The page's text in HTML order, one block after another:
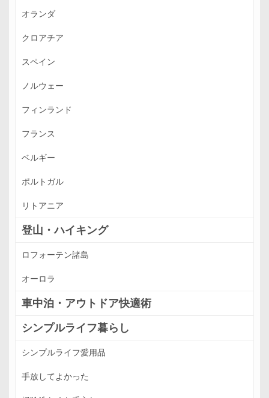
オランダ
クロアチア
スペイン
ノルウェー
フィンランド
フランス
ベルギー
ポルトガル
リトアニア
登山・ハイキング
ロフォーテン諸島
オーロラ
車中泊・アウトドア快適術
シンプルライフ暮らし
シンプルライフ愛用品
手放してよかった